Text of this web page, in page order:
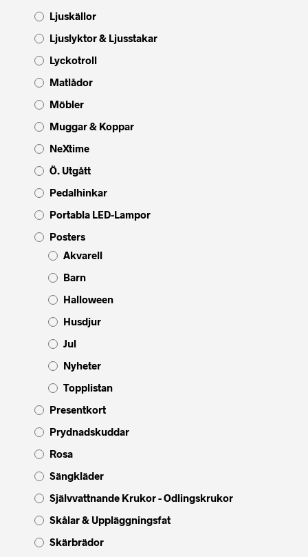
Ljuskällor
Ljuslyktor & Ljusstakar
Lyckotroll
Matlådor
Möbler
Muggar & Koppar
NeXtime
Ö. Utgått
Pedalhinkar
Portabla LED-Lampor
Posters
Akvarell
Barn
Halloween
Husdjur
Jul
Nyheter
Topplistan
Presentkort
Prydnadskuddar
Rosa
Sängkläder
Självvattnande Krukor - Odlingskrukor
Skålar & Uppläggningsfat
Skärbrädor